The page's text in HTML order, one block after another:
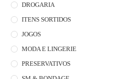
DROGARIA
ITENS SORTIDOS
JOGOS
MODA E LINGERIE
PRESERVATIVOS